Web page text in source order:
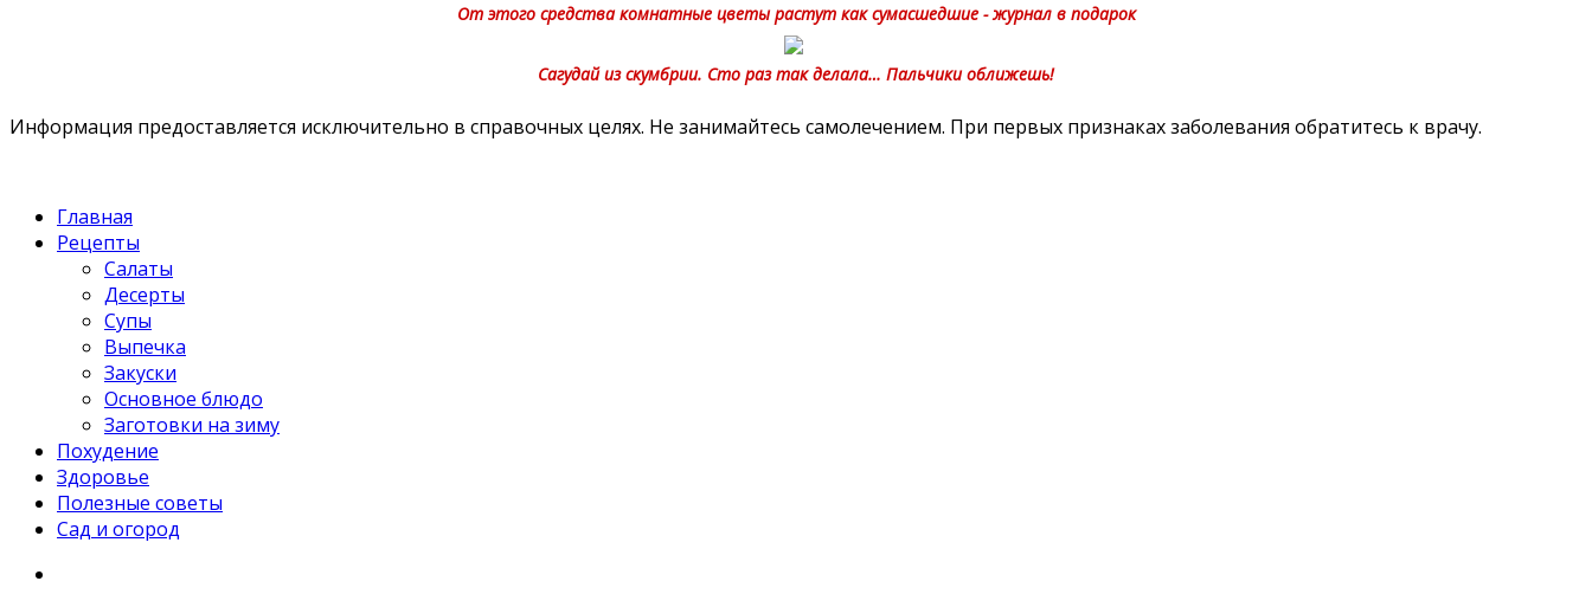
От этого средства комнатные цветы растут как сумасшедшие - журнал в подарок
Сагудай из скумбрии. Сто раз так делала… Пальчики оближешь!
Информация предоставляется исключительно в справочных целях. Не занимайтесь самолечением. При первых признаках заболевания обратитесь к врачу.
Главная
Рецепты
Салаты
Десерты
Супы
Выпечка
Закуски
Основное блюдо
Заготовки на зиму
Похудение
Здоровье
Полезные советы
Сад и огород